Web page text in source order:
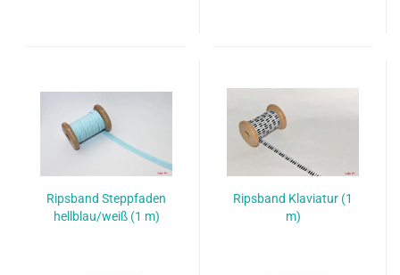
Ripsband Steppfaden
hellblau/weiß (1 m)
Ripsband Klaviatur (1
m)